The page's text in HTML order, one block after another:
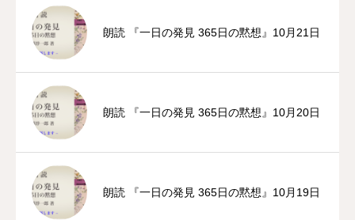
朗読 『一日の発見 365日の黙想』10月21日
朗読 『一日の発見 365日の黙想』10月20日
朗読 『一日の発見 365日の黙想』10月19日